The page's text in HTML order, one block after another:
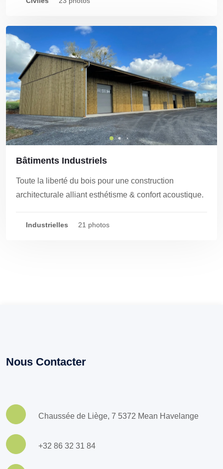
Bâtiments Industriels
Toute la liberté du bois pour une construction
architecturale alliant esthétisme & confort acoustique.
Industrielles 21 photos
Nous Contacter
Chaussée de Liège, 7 5372 Mean Havelange
+32 86 32 31 84